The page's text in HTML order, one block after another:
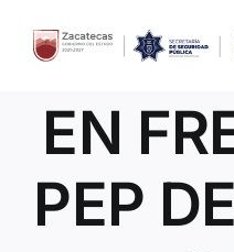
content
Inicio
Directorio
EN
PEP